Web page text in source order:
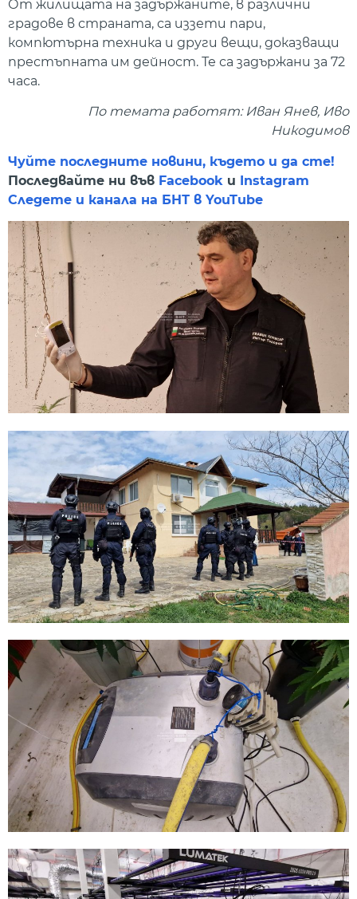
От жилищата на задържаните, в различни
градове в страната, са иззети пари,
компютърна техника и други вещи, доказващи
престъпната им дейност. Те са задържани за 72
часа.
По темата работят: Иван Янев, Иво
Никодимов
Чуйте последните новини, където и да сте!
Последвайте ни във Facebook и Instagram
Следете и канала на БНТ в YouTube